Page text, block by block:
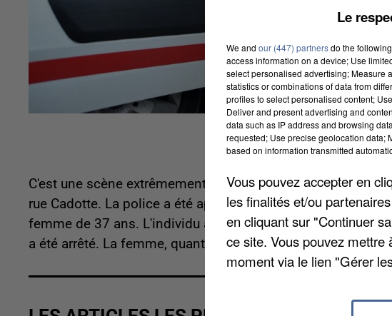
C'est une scène extrêmement violente qui s'est jouée au
rue Cadotte. La police a été appelée pour des violences
femme de 37 ans. L'individu a été accusé par la victime de
a été arrêté. La femme, quant à elle, souhaitait déposer
Le
We and our (447) partnersdo the
access information on a device; Use
select personalised advertising; Measure
statistics or combinations of data from
profiles to select personalised content;
Deliver and present advertising and
data such as IP address and browsing
requested; Use precise geolocation data;
based on information transmitted
Vous pouvez accepter en
les finalités et/ou
en cliquant sur "Continuer
ce site. Vous pouvez
moment via le lien "Gérer